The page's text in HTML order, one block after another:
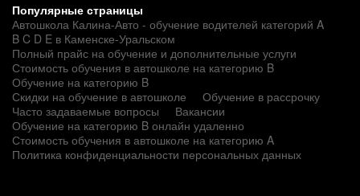
Популярные страницы
Автошкола Калина-Авто - обучение водителей категорий A
B C D E в Каменске-Уральском
Полный прайс на обучение и дополнительные услуги
Стоимость обучения в автошколе на категорию B
Обучение на категорию B
Скидки на обучение в автошколе
Обучение в рассрочку
Часто задаваемые вопросы
Вакансии
Обучение на категорию B онлайн удаленно
Стоимость обучения в автошколе на категорию A
Политика конфиденциальности персональных данных